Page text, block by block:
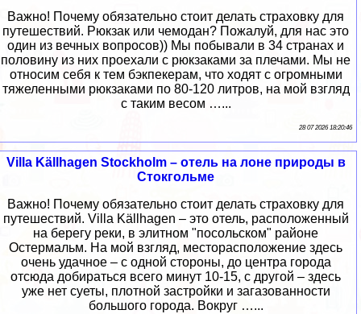
Важно! Почему обязательно стоит делать страховку для
путешествий. Рюкзак или чемодан? Пожалуй, для нас это
один из вечных вопросов)) Мы побывали в 34 странах и
половину из них проехали с рюкзаками за плечами. Мы не
относим себя к тем бэкпекерам, что ходят с огромными
тяжеленными рюкзаками по 80-120 литров, на мой взгляд
с таким весом …...
28 07 2026 18:20:46
Villa Källhagen Stockholm – отель на лоне природы в
Стокгольме
Важно! Почему обязательно стоит делать страховку для
путешествий. Villa Källhagen – это отель, расположенный
на берегу реки, в элитном "посольском" районе
Остермальм. На мой взгляд, месторасположение здесь
очень удачное – с одной стороны, до центра города
отсюда добираться всего минут 10-15, с другой – здесь
уже нет суеты, плотной застройки и загазованности
большого города. Вокруг …...